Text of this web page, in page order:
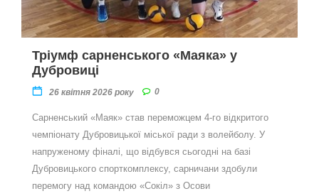
Тріумф сарненського «Маяка» у
Дубровиці
26 квітня 2026 року 0
Сарненський «Маяк» став переможцем 4-го відкритого
чемпіонату Дубровицької міської ради з волейболу. У
напруженому фіналі, що відбувся сьогодні на базі
Дубровицького спорткомплексу, сарничани здобули
перемогу над командою «Сокіл» з Осови